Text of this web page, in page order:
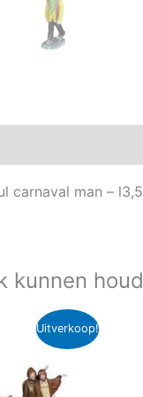
carnaval man –
kunnen
Uitverkoop!